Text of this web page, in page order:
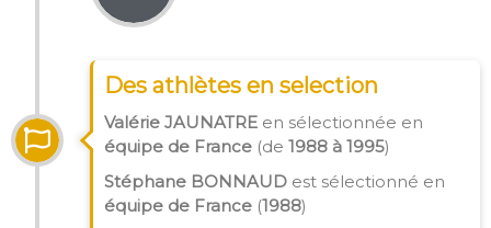
Des athlètes en selection
Valérie JAUNATRE en sélectionnée en
équipe de France (de1988 à 1995)
Stéphane BONNAUD est sélectionné en
équipe de France (1988)